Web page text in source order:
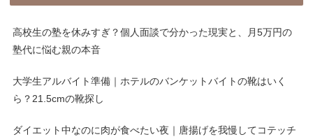
高校生の塾を休みすぎ？個人面談で分かった現実と、月5万円の
塾代に悩む親の本音
大学生アルバイト準備｜ホテルのバンケットバイトの靴はいく
ら？21.5cmの靴探し
ダイエット中なのに肉が食べたい夜｜唐揚げを我慢してコテッチ